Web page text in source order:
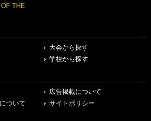
THE
大会から探す
学校から探す
広告掲載について
ついて
サイトポリシー